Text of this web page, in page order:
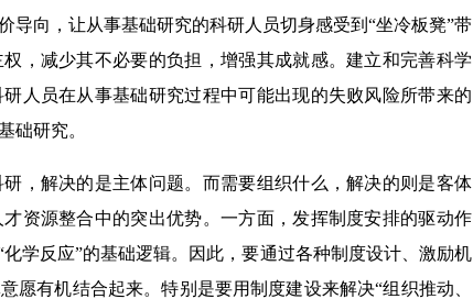
导向，让从事基础研究的科研人员切身感受到“坐冷板凳”带
，减少其不必要的负担，增强其成就感。建立和完善科学
人员在从事基础研究过程中可能出现的失败风险所带来的
础研究。
解决的是主体问题。而需要组织什么，解决的则是客体
资源整合中的突出优势。一方面，发挥制度安排的驱动作
学反应”的基础逻辑。因此，要通过各种制度设计、激励机
愿有机结合起来。特别是要用制度建设来解决“组织推动、